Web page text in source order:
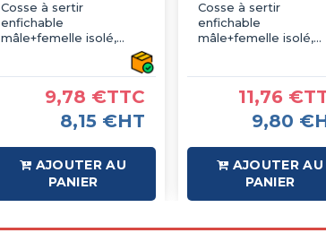
Cosse à sertir
enfichable
mâle+femelle isolé,
6.3mm - sachet de 100
9,78 €TTC
8,15 €HT
AJOUTER AU
PANIER
Cosse à sertir
enfichable
mâle+femelle isolé,
6.3mm - sachet de
11,76
9,80
AJOUTER AU
PANIER